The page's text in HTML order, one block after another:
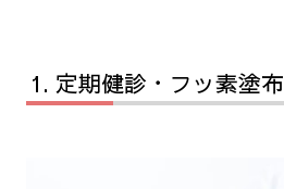
定期健診・フッ素塗布